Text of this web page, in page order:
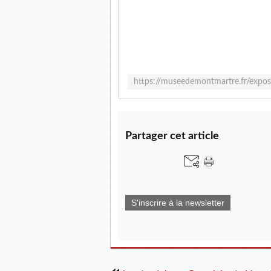
Partager cet article
S'inscrire à la newsletter